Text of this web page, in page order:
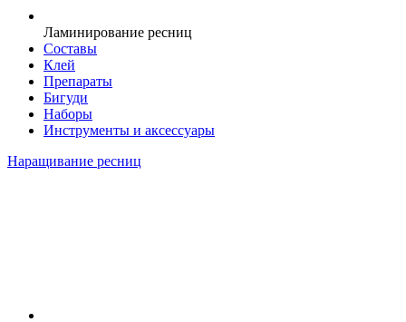
Ламинирование ресниц
Составы
Клей
Препараты
Бигуди
Наборы
Инструменты и аксессуары
Наращивание ресниц